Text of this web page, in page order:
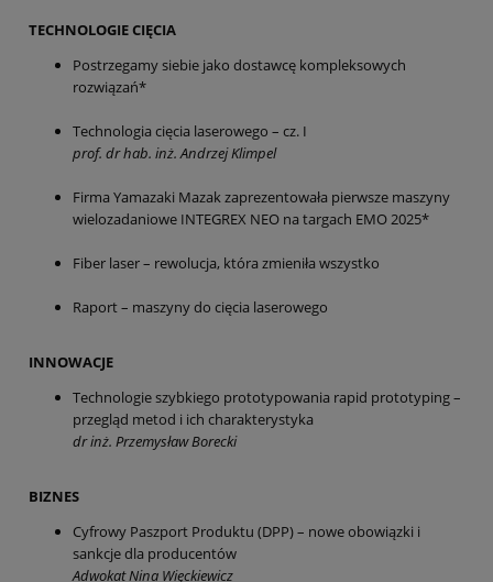
TECHNOLOGIE CIĘCIA
Postrzegamy siebie jako dostawcę kompleksowych
rozwiązań*
Technologia cięcia laserowego – cz. I
prof. dr hab. inż. Andrzej Klimpel
Firma Yamazaki Mazak zaprezentowała pierwsze maszyny
wielozadaniowe INTEGREX NEO na targach EMO 2025*
Fiber laser – rewolucja, która zmieniła wszystko
Raport – maszyny do cięcia laserowego
INNOWACJE
Technologie szybkiego prototypowania rapid prototyping –
przegląd metod i ich charakterystyka
dr inż. Przemysław Borecki
BIZNES
Cyfrowy Paszport Produktu (DPP) – nowe obowiązki i
sankcje dla producentów
Adwokat Nina Więckiewicz